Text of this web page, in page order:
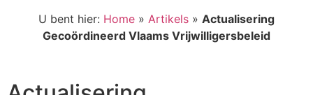
U bent hier: Home » Artikels » Actualisering
Gecoördineerd Vlaams Vrijwilligersbeleid